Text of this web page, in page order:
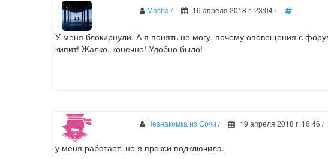
Masha / 16 апреля 2018 г. 23:04 /
У меня блокирнули. А я понять не могу, почему оповещения с
кипит! Жалко, конечно! Удобно было!
Незнакомка из Сочи / 19 апреля 2018 г. 16:46 /
у меня работает, но я прокси подключила.